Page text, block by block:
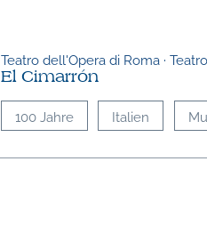
Teatro dell'Opera di Roma ·
El Cimarrón
100 Jahre Italien